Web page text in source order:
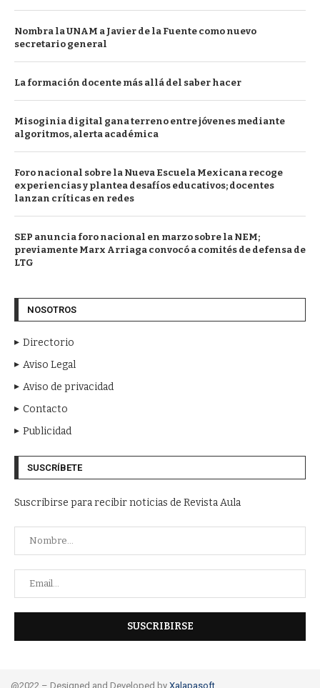
Nombra la UNAM a Javier de la Fuente como nuevo
secretario general
La formación docente más allá del saber hacer
Misoginia digital gana terreno entre jóvenes mediante
algoritmos, alerta académica
Foro nacional sobre la Nueva Escuela Mexicana recoge
experiencias y plantea desafíos educativos; docentes
lanzan críticas en redes
SEP anuncia foro nacional en marzo sobre la NEM;
previamente Marx Arriaga convocó a comités de defensa de
LTG
NOSOTROS
Directorio
Aviso Legal
Aviso de privacidad
Contacto
Publicidad
SUSCRÍBETE
Suscribirse para recibir noticias de Revista Aula
@2022 – Designed and Developed by Xalapasoft